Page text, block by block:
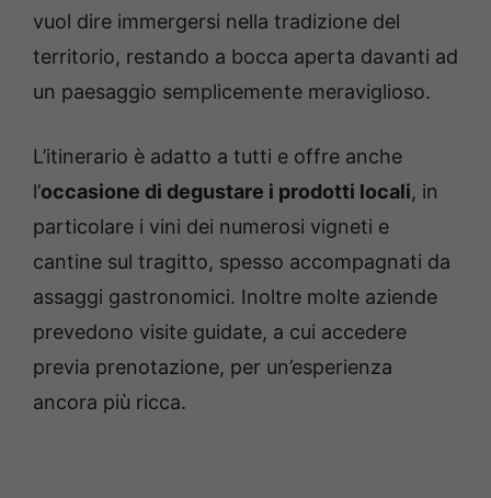
vuol dire immergersi nella tradizione del
territorio, restando a bocca aperta davanti ad
un paesaggio semplicemente meraviglioso.
L’itinerario è adatto a tutti e offre anche
l’occasione di degustare i prodotti locali, in
particolare i vini dei numerosi vigneti e
cantine sul tragitto, spesso accompagnati da
assaggi gastronomici. Inoltre molte aziende
prevedono visite guidate, a cui accedere
previa prenotazione, per un’esperienza
ancora più ricca.